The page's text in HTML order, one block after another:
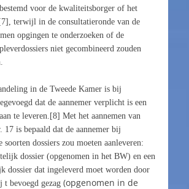
voor de kwaliteitsborger of het
terwijl in de consultatieronde van de
opgingen te onderzoeken of de
niet gecombineerd zouden
in de Tweede Kamer is bij
dat de aannemer verplicht is een
te leveren.[8] Met het aannemen van
17 is bepaald dat de aannemer bij
soorten dossiers zou moeten aanleveren:
dossier (opgenomen in het BW) en een
dossier dat ingeleverd moet worden door
t bevoegd gezag (opgenomen in de